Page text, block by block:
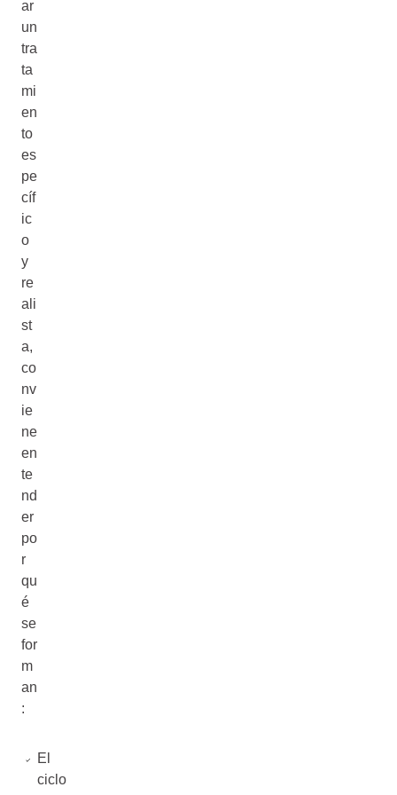
ar
un
tra
ta
mi
en
to
es
pe
cíf
ic
o
y
re
ali
st
a,
co
nv
ie
ne
en
te
nd
er
po
r
qu
é
se
for
m
an
:
El
ciclo